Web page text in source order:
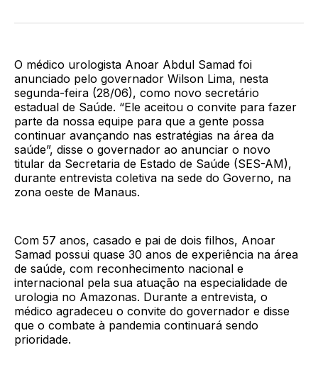
BlueSkyTwitterFacebook
LinkedInWhatsApp
Email
O médico urologista Anoar Abdul Samad foi
anunciado pelo governador Wilson Lima, nesta
segunda-feira (28/06), como novo secretário
estadual de Saúde. “Ele aceitou o convite para fazer
parte da nossa equipe para que a gente possa
continuar avançando nas estratégias na área da
saúde”, disse o governador ao anunciar o novo
titular da Secretaria de Estado de Saúde (SES-AM),
durante entrevista coletiva na sede do Governo, na
zona oeste de Manaus.
Com 57 anos, casado e pai de dois filhos, Anoar
Samad possui quase 30 anos de experiência na área
de saúde, com reconhecimento nacional e
internacional pela sua atuação na especialidade de
urologia no Amazonas. Durante a entrevista, o
médico agradeceu o convite do governador e disse
que o combate à pandemia continuará sendo
prioridade.